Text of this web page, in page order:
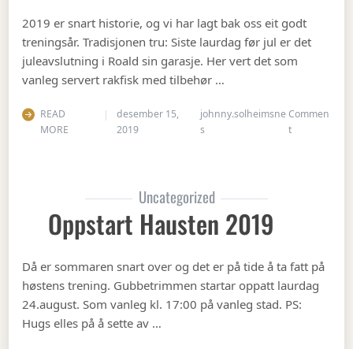
2019 er snart historie, og vi har lagt bak oss eit godt
treningsår. Tradisjonen tru: Siste laurdag før jul er det
juleavslutning i Roald sin garasje. Her vert det som
vanleg servert rakfisk med tilbehør …
READ
MORE
desember 15,
2019
johnny.solheimsne
s
Commen
ton
Uncategorized
Oppstart Hausten 2019
Då er sommaren snart over og det er på tide å ta fatt på
høstens trening. Gubbetrimmen startar oppatt laurdag
24.august. Som vanleg kl. 17:00 på vanleg stad. PS:
Hugs elles på å sette av …